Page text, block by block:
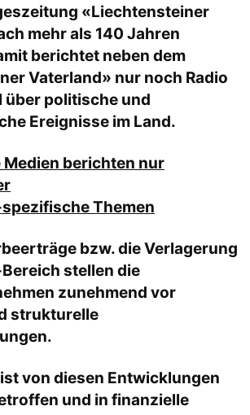
«Liechtensteiner
mehr als 140 Jahren
berichtet neben dem
Vaterland» nur noch Radio
über politische und
Ereignisse im Land.
berichten nur
Themen
bzw. die Verlagerung
stellen die
zunehmend vor
strukturelle
von diesen Entwicklungen
und in finanzielle